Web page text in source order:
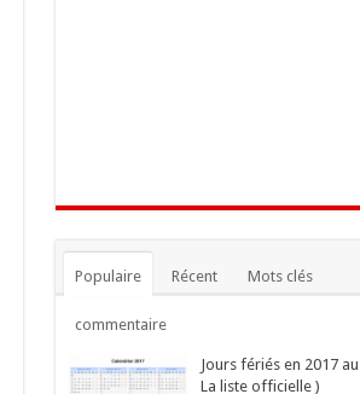
Populaire Récent Mots clés
commentaire
Jours fériés en 2017
La liste officielle )